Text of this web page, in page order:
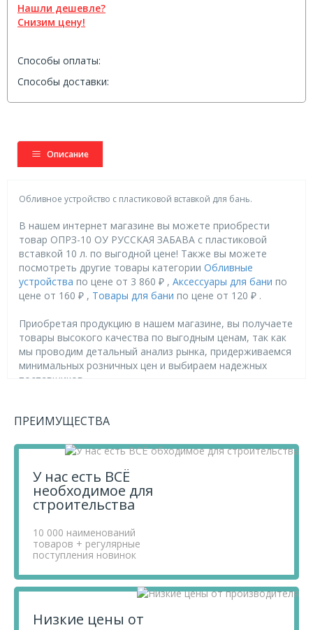
Нашли дешевле?
Снизим цену!
Способы оплаты:
Способы доставки:
Описание
Обливное устройство с пластиковой вставкой для бань.
В нашем интернет магазине вы можете приобрести
товар ОПРЗ-10 ОУ РУССКАЯ ЗАБАВА с пластиковой
вставкой 10 л. по выгодной цене! Также вы можете
посмотреть другие товары категории Обливные
устройства по цене от 3 860 ₽ , Аксессуары для бани по
цене от 160 ₽ , Товары для бани по цене от 120 ₽ .
Приобретая продукцию в нашем магазине, вы получаете
товары высокого качества по выгодным ценам, так как
мы проводим детальный анализ рынка, придерживаемся
минимальных розничных цен и выбираем надежных
поставщиков.
и оформите свой заказ.
телефону+7 812 740 68 02или в онлайн-чате прямо на
ПРЕИМУЩЕСТВА
У нас есть ВСЁ
необходимое для
строительства
10 000 наименований
товаров + регулярные
поступления новинок
Низкие цены от